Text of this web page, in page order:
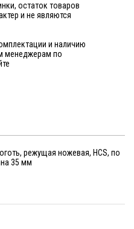
остаток товаров
и не являются
и наличию
менеджерам по
режущая ножевая, HCS, по
35 мм